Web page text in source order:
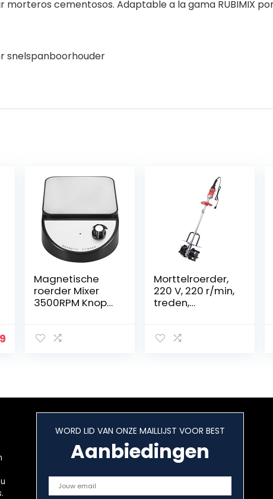
cementosos. Adaptable a la gama RUBIMIX
snelspanboorhouder
Magnetische
roerder Mixer
3500RPM Knop
Magnetische
stof
Morttelroerder,
220 V, 220 r/min,
treden,
mortelroerder,
WORD LID VAN ONZE MAILLIJST VOOR BEST
Aanbiedingen